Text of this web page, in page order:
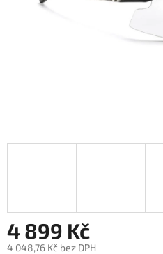
4 899 Kč
4 048,76 Kč bez DPH